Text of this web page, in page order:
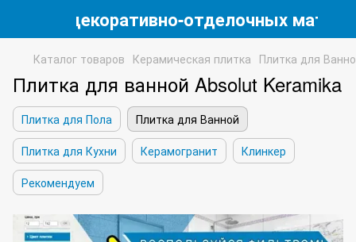
декоративно-отделочных
Каталог товаров Керамическая плитка Плитка для
Плитка для ванной Absolut Keramika
Плитка для Пола
Плитка для Ванной
Плитка для Кухни
Керамогранит
Клинкер
Рекомендуем